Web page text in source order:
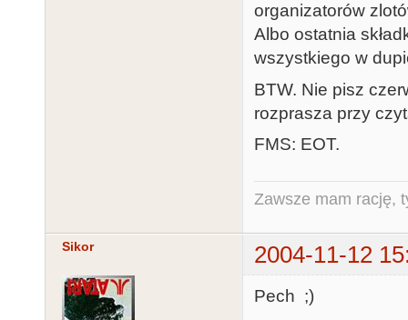
organizatorów
Albo ostatnia
wszystkiego w
BTW. Nie pisz
rozprasza przy
FMS: EOT.
Zawsze mam rację,
Sikor 2004-11-12
Pech ;)